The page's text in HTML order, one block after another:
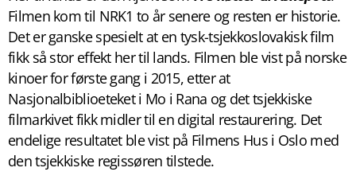
Filmen kom til NRK1 to år senere og resten er historie.
Det er ganske spesielt at en tysk-tsjekkoslovakisk film
fikk så stor effekt her til lands. Filmen ble vist på norske
kinoer for første gang i 2015, etter at
Nasjonalbiblioeteket i Mo i Rana og det tsjekkiske
filmarkivet fikk midler til en digital restaurering. Det
endelige resultatet ble vist på Filmens Hus i Oslo med
den tsjekkiske regissøren tilstede.